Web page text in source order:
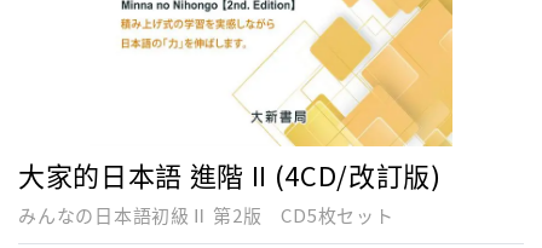
大家的日本語 進階 II (4CD/改訂版)
みんなの日本語初級Ⅱ 第2版 CD5枚セット